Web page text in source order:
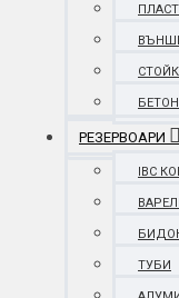
РЕЗЕРВОАРИ
IBC
ТУБИ